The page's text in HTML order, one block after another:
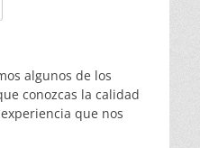
algunos de los
conozcas la calidad
que nos